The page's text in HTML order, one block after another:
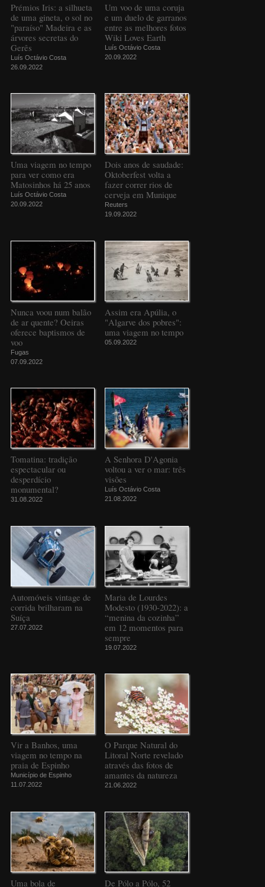
Prémios Iris: a silhueta
de uma gineta, o sol no
"paraíso" Madeira e as
árvores secretas do
Gerês
Luís Octávio Costa
26.09.2022
Um voo de uma coruja
e um duelo de garranos
entre as melhores fotos
Wiki Loves Earth
Luís Octávio Costa
20.09.2022
Uma viagem no tempo
para ver como era
Matosinhos há 25 anos
Luís Octávio Costa
20.09.2022
Dois anos de saudade:
Oktoberfest volta a
fazer correr rios de
cerveja em Munique
Reuters
19.09.2022
Nunca voou num balão
de ar quente? Oeiras
oferece baptismos de
voo
Fugas
07.09.2022
Assim era Apúlia, o
"Algarve dos pobres":
uma viagem no tempo
05.09.2022
Tomatina: tradição
espectacular ou
desperdício
monumental?
31.08.2022
A Senhora D'Agonia
voltou a ver o mar: três
visões
Luís Octávio Costa
21.08.2022
Automóveis vintage de
corrida brilharam na
Suíça
27.07.2022
Maria de Lourdes
Modesto (1930-2022): a
“menina da cozinha”
em 12 momentos para
sempre
19.07.2022
Vir a Banhos, uma
viagem no tempo na
praia de Espinho
Município de Espinho
11.07.2022
O Parque Natural do
Litoral Norte revelado
através das fotos de
amantes da natureza
21.06.2022
Uma bola de
De Pólo a Pólo, 52